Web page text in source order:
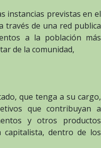
instancias previstas en el
través de una red publica
a la población más
de la comunidad,
que tenga a su cargo,
que contribuyan a
y otros productos
capitalista, dentro de los